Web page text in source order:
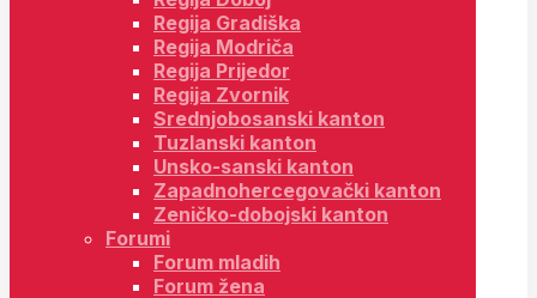
Regija Gradiška
Regija Modriča
Regija Prijedor
Regija Zvornik
Srednjobosanski kanton
Tuzlanski kanton
Unsko-sanski kanton
Zapadnohercegovački kanton
Zeničko-dobojski kanton
Forumi
Forum mladih
Forum žena